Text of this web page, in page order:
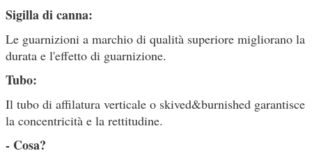
Sigilla di canna:
Le guarnizioni a marchio di qualità superiore migliorano la
durata e l'effetto di guarnizione.
Tubo:
Il tubo di affilatura verticale o skived&burnished garantisce
la concentricità e la rettitudine.
- Cosa?